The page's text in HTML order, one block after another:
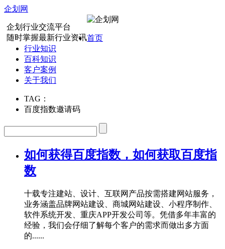
企划网
企划行业交流平台
随时掌握最新行业资讯首页
行业知识
百科知识
客户案例
关于我们
TAG：
百度指数邀请码
如何获得百度指数，如何获取百度指
数
十载专注建站、设计、互联网产品按需搭建网站服务，
业务涵盖品牌网站建设、商城网站建设、小程序制作、
软件系统开发、重庆APP开发公司等。凭借多年丰富的
经验，我们会仔细了解每个客户的需求而做出多方面
的......